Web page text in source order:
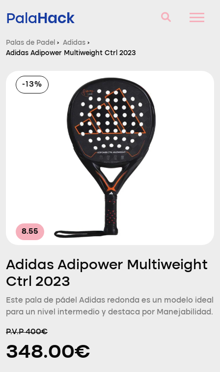
PalaHack
Palas de Padel
Consultorio
Comparador
Palas de Padel › Adidas ›
Adidas Adipower Multiweight Ctrl 2023
-13%
8.55
Adidas Adipower Multiweight
Ctrl 2023
Este pala de pádel Adidas redonda es un modelo ideal
para un nivel intermedio y destaca por Manejabilidad.
P.V.P 400€
348.00€